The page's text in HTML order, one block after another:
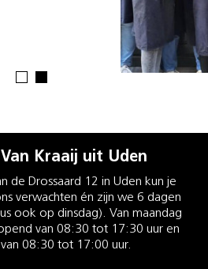
Kraaij uit Uden
de Drossaard 12 in Uden kun je
verwachten én zijn we 6 dagen
ook op dinsdag). Van maandag
van 08:30 tot 17:30 uur en
08:30 tot 17:00 uur.